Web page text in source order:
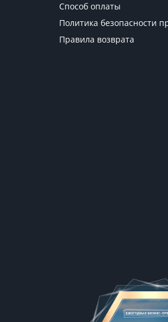
Способ оплаты
Политика безопасности
Правила возврата